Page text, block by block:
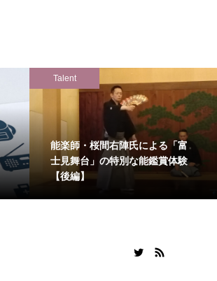
Talent
能楽師・桜間右陣氏による「富
士見舞台」の特別な能鑑賞体験
【後編】